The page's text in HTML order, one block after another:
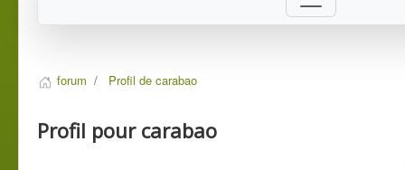
forum Profil de carabao
Profil pour carabao